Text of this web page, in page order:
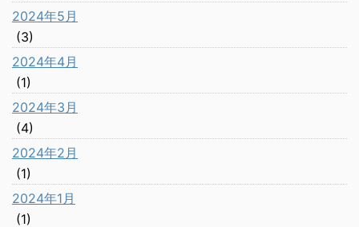
2024年5月
(3)
2024年4月
(1)
2024年3月
(4)
2024年2月
(1)
2024年1月
(1)